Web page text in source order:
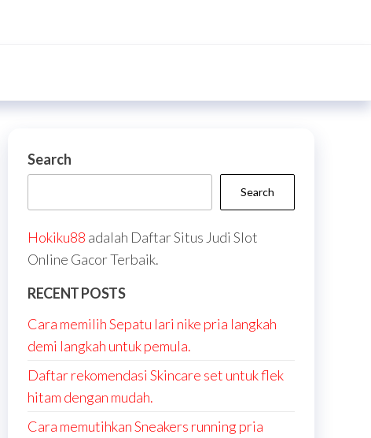
Search
Search
Hokiku88 adalah Daftar Situs Judi Slot
Online Gacor Terbaik.
RECENT POSTS
Cara memilih Sepatu lari nike pria langkah
demi langkah untuk pemula.
Daftar rekomendasi Skincare set untuk flek
hitam dengan mudah.
Cara memutihkan Sneakers running pria